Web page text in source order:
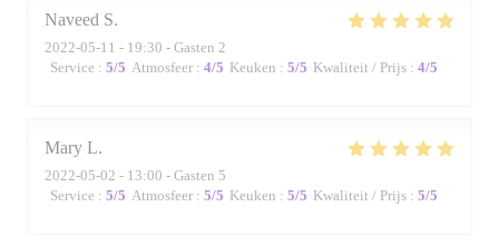
Naveed S
2022-05-11 - 19:30 - Gasten 2
Service : 5/5 Atmosfeer : 4/5 Keuken : 5/5 Kwaliteit / Prijs : 4/5
Mary L
2022-05-02 - 13:00 - Gasten 5
Service : 5/5 Atmosfeer : 5/5 Keuken : 5/5 Kwaliteit / Prijs : 5/5